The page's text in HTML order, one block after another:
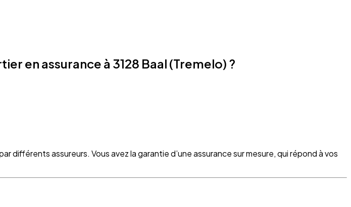
en assurance à 3128 Baal (Tremelo) ?
assureurs. Vous avez la garantie d’une assurance sur mesure, qui répond à vos